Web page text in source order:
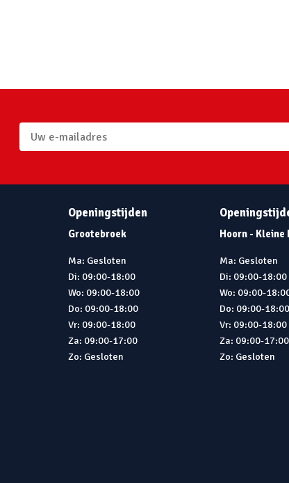
Openingstijden
Grootebroek
Ma: Gesloten
Di: 09:00-18:00
Wo: 09:00-18:00
Do: 09:00-18:00
Vr: 09:00-18:00
Za: 09:00-17:00
Zo: Gesloten
Hoorn - Kleine
Ma: Gesloten
Di: 09:00-18:00
Wo: 09:00-
Do: 09:00-18:00
Vr: 09:00-18:00
Za: 09:00-17:00
Zo: Gesloten